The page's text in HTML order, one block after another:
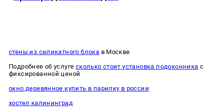
стены из силикатного блока в Москве
Подробнее об услуге сколько стоит установка подоконника с
фиксированной ценой
окно деревянное купить в парилку в россии
хостел калининград